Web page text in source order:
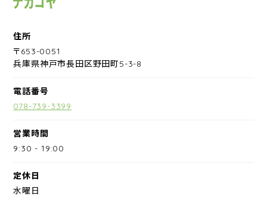
住所
〒653-0051
兵庫県神戸市長田区野田町5-3-8
電話番号
078-739-3399
営業時間
9:30 -19:00
定休日
水曜日